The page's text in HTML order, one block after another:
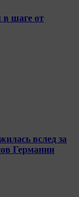
в шаге от
вслед за
Германии